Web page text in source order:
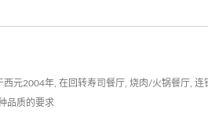
元2004年, 在回转寿司餐厅, 烧肉/火锅餐厅,
品质的要求